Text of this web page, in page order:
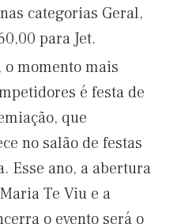
categorias Geral,
para Jet.
o momento mais
é festa de
que
no salão de festas
Esse ano, a abertura
Te Viu e a
o evento será o